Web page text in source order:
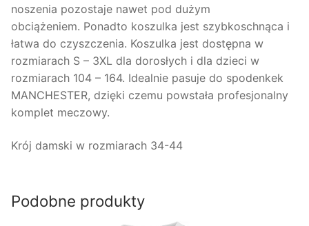
noszenia pozostaje nawet pod dużym
obciążeniem. Ponadto koszulka jest szybkoschnąca i
łatwa do czyszczenia. Koszulka jest dostępna w
rozmiarach S – 3XL dla dorosłych i dla dzieci w
rozmiarach 104 – 164. Idealnie pasuje do spodenkek
MANCHESTER, dzięki czemu powstała profesjonalny
komplet meczowy.
Krój damski w rozmiarach 34-44
Podobne produkty